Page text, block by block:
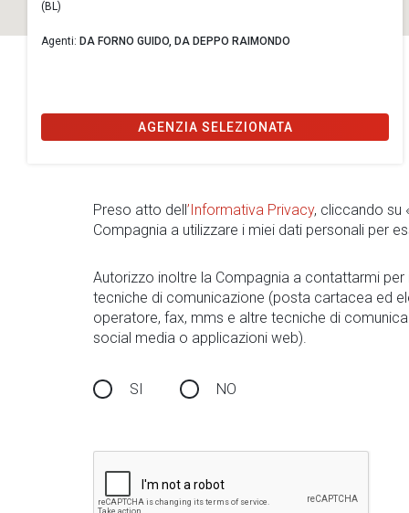
(BL)
Agenti: DA FORNO GUIDO, DA DEPPO RAIMONDO
AGENZIA SELEZIONATA
Preso atto dell’Informativa Privacy, cliccando su
Compagnia a utilizzare i miei dati personali per
Autorizzo inoltre la Compagnia a contattarmi
tecniche di comunicazione (posta cartacea ed
operatore, fax, mms e altre tecniche di
social media o applicazioni web).
SI NO